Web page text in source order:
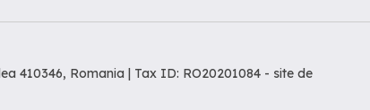
410346, Romania | Tax ID: RO20201084 - site de